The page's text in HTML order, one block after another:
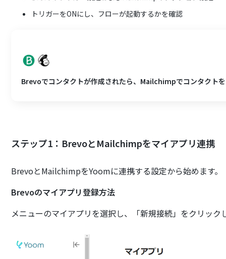
トリガーをONにし、フローが起動するかを確認
Brevoでコンタクトが作成されたら、Mailchimpでコンタクト
ステップ1：BrevoとMailchimpをマイアプリ連携
BrevoとMailchimpをYoomに連携する設定から始めます。
Brevoのマイアプリ登録方法
メニューのマイアプリを選択し、「新規接続」をクリック